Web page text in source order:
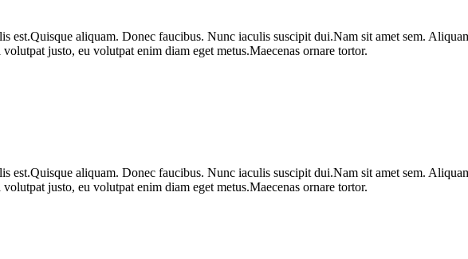
aliquam. Donec faucibus. Nunc iaculis suscipit dui.Nam sit amet sem.
justo, eu volutpat enim diam eget metus.Maecenas ornare tortor.
aliquam. Donec faucibus. Nunc iaculis suscipit dui.Nam sit amet sem.
justo, eu volutpat enim diam eget metus.Maecenas ornare tortor.